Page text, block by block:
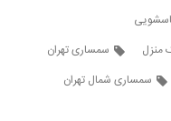
منزل
سمساری تهران
سمساری شمال تهران